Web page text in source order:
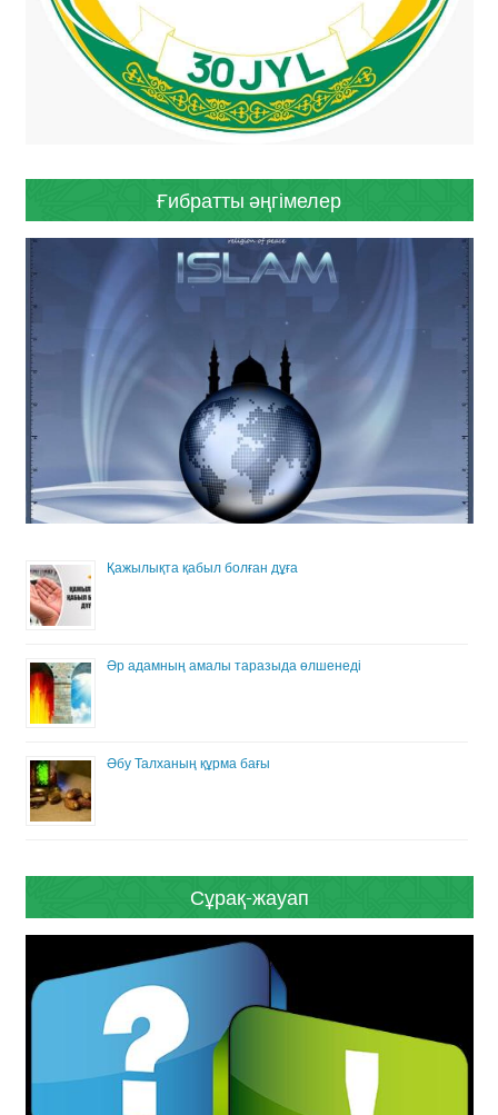
Ғибратты әңгімелер
Қажылықта қабыл болған дұға
Әр адамның амалы таразыда өлшенеді
Әбу Талханың құрма бағы
Сұрақ-жауап